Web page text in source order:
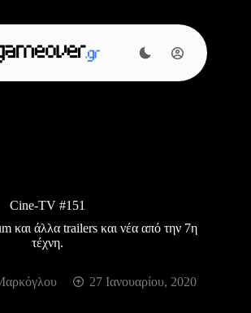
Cine-TV #151
και άλλα trailers και νέα από την 7η
τέχνη.
27 Ιανουαρίου, 2020